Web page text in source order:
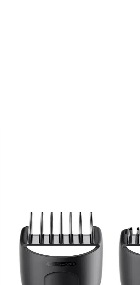
tasarımlarıyla bakım rutininizi geliştirin.
Series 7 MGK7470, erkek bakımında 7/